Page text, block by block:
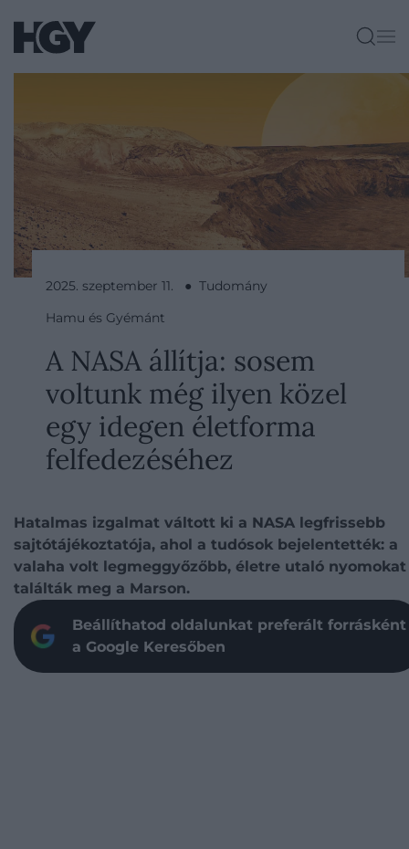
2025. szeptember 11. ● Tudomány
Hamu és Gyémánt
A NASA állítja: sosem
voltunk még ilyen közel
egy idegen életforma
felfedezéséhez
Hatalmas izgalmat váltott ki a NASA legfrissebb
sajtótájékoztatója, ahol a tudósok bejelentették: a
valaha volt legmeggyőzőbb, életre utaló nyomokat
találták meg a Marson.
Beállíthatod oldalunkat preferált forrásként
a Google Keresőben